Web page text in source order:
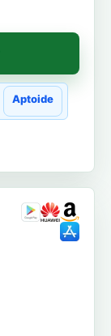
Aptoide